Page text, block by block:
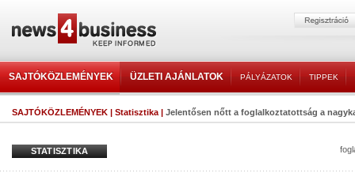
SAJTÓKÖZLEMÉNYEK ÜZLETI AJÁNLATOK PÁLYÁZATOK TIPPEK
SAJTÓKÖZLEMÉNYEK | Statisztika | Jelentősen nőtt a foglalkoztatottság a
STATISZTIKA